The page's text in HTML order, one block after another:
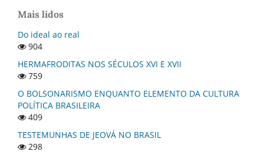
Mais lidos
Do ideal ao real
904
HERMAFRODITAS NOS SÉCULOS XVI E XVII
759
O BOLSONARISMO ENQUANTO ELEMENTO DA CULTURA
POLÍTICA BRASILEIRA
409
TESTEMUNHAS DE JEOVÁ NO BRASIL
298